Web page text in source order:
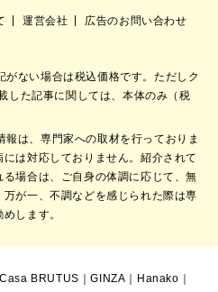
運営会社
広告のお問い合わせ
がない場合は税込価格です。ただしク
した記事に関しては、本体のみ（税
は、専門家への取材を行っておりま
は対応しておりません。紹介されて
場合は、ご自身の体調に応じて、無
が一、不調などを感じられた際は専
します。
Casa BRUTUS ｜GINZA Hanako